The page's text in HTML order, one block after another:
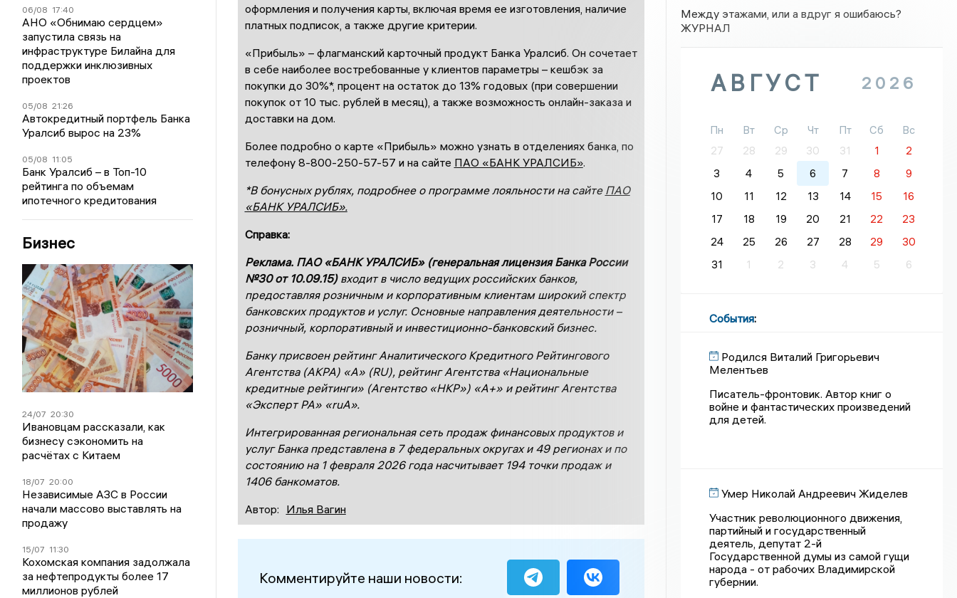
06/08 17:40
АНО «Обнимаю сердцем»
запустила связь на
инфраструктуре Билайна для
поддержки инклюзивных
проектов
05/08 21:26
Автокредитный портфель Банка
Уралсиб вырос на 23%
05/08 11:05
Банк Уралсиб – в Топ-10
рейтинга по объемам
ипотечного кредитования
Бизнес
24/07 20:30
Ивановцам рассказали, как
бизнесу сэкономить на
расчётах с Китаем
18/07 20:00
Независимые АЗС в России
начали массово выставлять на
продажу
15/07 11:30
Кохомская компания задолжала
за нефтепродукты более 17
миллионов рублей
оформления и получения карты, включая время ее изготовления, наличие
платных подписок, а также другие критерии.
«Прибыль» – флагманский карточный продукт Банка Уралсиб. Он сочетает
в себе наиболее востребованные у клиентов параметры – кешбэк за
покупки до 30%*, процент на остаток до 13% годовых (при совершении
покупок от 10 тыс. рублей в месяц), а также возможность онлайн-заказа и
доставки на дом.
Более подробно о карте «Прибыль» можно узнать в отделениях банка, по
телефону 8-800-250-57-57 и на сайте ПАО «БАНК УРАЛСИБ».
*В бонусных рублях, подробнее о программе лояльности на сайте ПАО
«БАНК УРАЛСИБ».
Справка:
Реклама. ПАО «БАНК УРАЛСИБ» (генеральная лицензия Банка России
№30 от 10.09.15)входит в число ведущих российских банков,
предоставляя розничным и корпоративным клиентам широкий спектр
банковских продуктов и услуг. Основные направления деятельности –
розничный, корпоративный и инвестиционно-банковский бизнес.
Банку присвоен рейтинг Аналитического Кредитного Рейтингового
Агентства (АКРА) «А»(RU), рейтинг Агентства «Национальные
кредитные рейтинги» (Агентство «НКР») «А+» и рейтинг Агентства
«Эксперт РА» «ruА».
Интегрированная региональная сеть продаж финансовых продуктов и
услуг Банка представлена в 7 федеральных округах и 49регионах и по
состоянию на 1 февраля 2026года насчитывает 194точкипродажи
1406банкоматов.
Автор: Илья Вагин
Комментируйте наши новости:
Между этажами, или а вдруг я ошибаюсь?
ЖУРНАЛ
АВГУСТ 2026
Пн Вт Ср Чт Пт Сб
Вс
27
28 29 30 31 1
2
3
4 5 6 7 8
9
10
11 12 13 14 15
16
17
18 19 20 21 22
23
24
25 26 27 28 29
30
31
1 2 3 4 5 6
События:
Родился Виталий Григорьевич
Мелентьев
Писатель-фронтовик. Автор книг о
войне и фантастических произведений
для детей.
Умер Николай Андреевич Жиделев
Участник революционного движения,
партийный и государственный
деятель, депутат 2-й
Государственной думы из самой гущи
народа - от рабочих Владимирской
губернии.